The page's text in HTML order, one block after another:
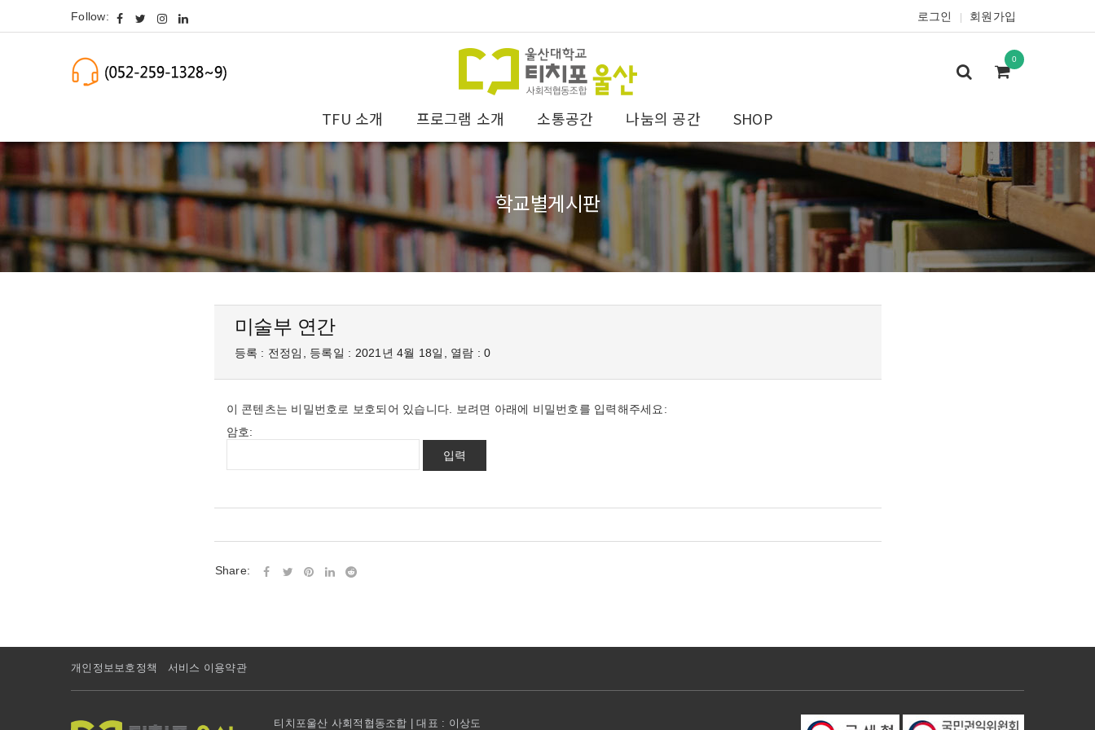
Follow: 로그인 회원가입
0
TFU 소개 프로그램 소개 소통공간 나눔의 공간 SHOP
학교별게시판
미술부 연간
등록 : 전정임, 등록일 : 2021년 4월 18일, 열람 : 0
이 콘텐츠는 비밀번호로 보호되어 있습니다. 보려면 아래에 비밀번호를 입력해주세요:
암호:
Share:
개인정보보호정책 서비스 이용약관
티치포울산 사회적협동조합 | 대표 : 이상도